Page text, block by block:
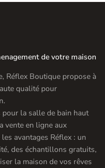
de votre maison
Réflex Boutique propose à
qualité pour
la salle de bain haut
vente en ligne aux
avantages Réflex : un
des échantillons gratuits,
la maison de vos rêves